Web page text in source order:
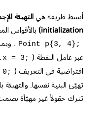
أبسط طريقة هي
initialization)
بالأقواس
Point p{3, 4};
.
عبر عامل النقطة ( = 3;
افتراضية في التعريف (
تهيّئ البنية نفسها. والتهيئة
تترك حقولاً غير مهيّأة